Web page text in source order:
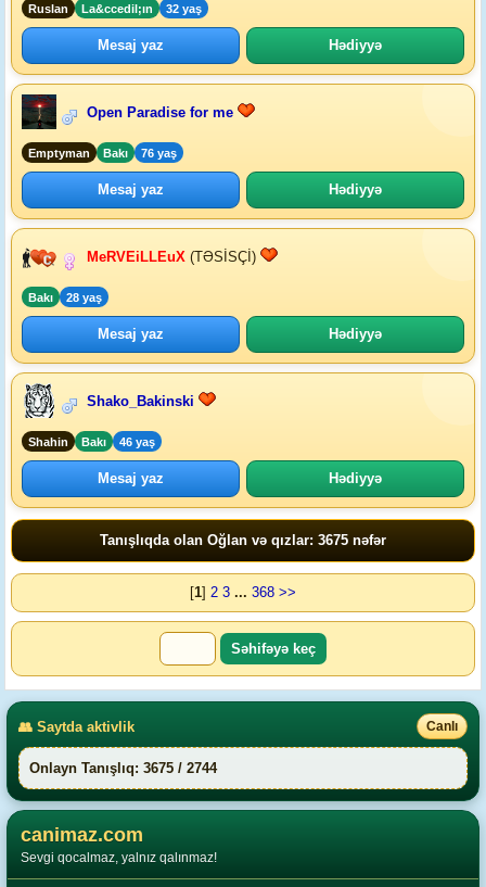
Ruslan La&ccedil;ın 32 yaş
Mesaj yaz Hədiyyə
Open Paradise for me
Emptyman Bakı 76 yaş
Mesaj yaz Hədiyyə
MeRVEiLLEuX (TƏSİSÇİ)
Bakı 28 yaş
Mesaj yaz Hədiyyə
Shako_Bakinski
Shahin Bakı 46 yaş
Mesaj yaz Hədiyyə
Tanışlıqda olan Oğlan və qızlar: 3675 nəfər
[1] 2 3 ... 368 >>
👥 Saytda aktivlik Canlı
Onlayn Tanışlıq: 3675 / 2744
canimaz.com
Sevgi qocalmaz, yalnız qalınmaz!